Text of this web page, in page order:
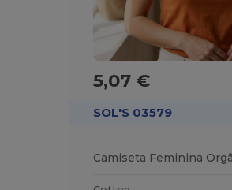
5,07 €
SOL'S 03579